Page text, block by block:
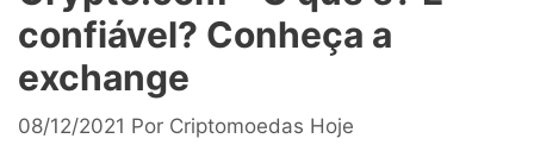
confiável? Conheça a
exchange
08/12/2021 Por Criptomoedas Hoje